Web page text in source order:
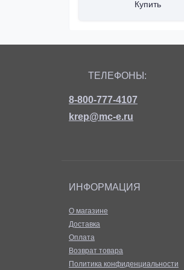
Купить
ТЕЛЕФОНЫ:
8-800-777-4107
krep@mc-e.ru
ИНФОРМАЦИЯ
О магазине
Доставка
Оплата
Возврат товара
Политика конфиденциальности